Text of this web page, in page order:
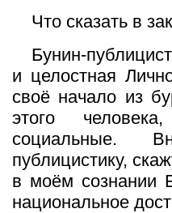
Что сказать в
Бунин-
и целостная
своё начало из
этого
социальные.
публицистику,
в моём сознании
национальное